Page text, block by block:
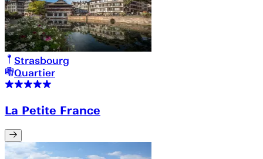
Strasbourg
Quartier
La Petite France